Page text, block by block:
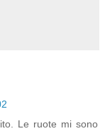
Le ruote mi sono